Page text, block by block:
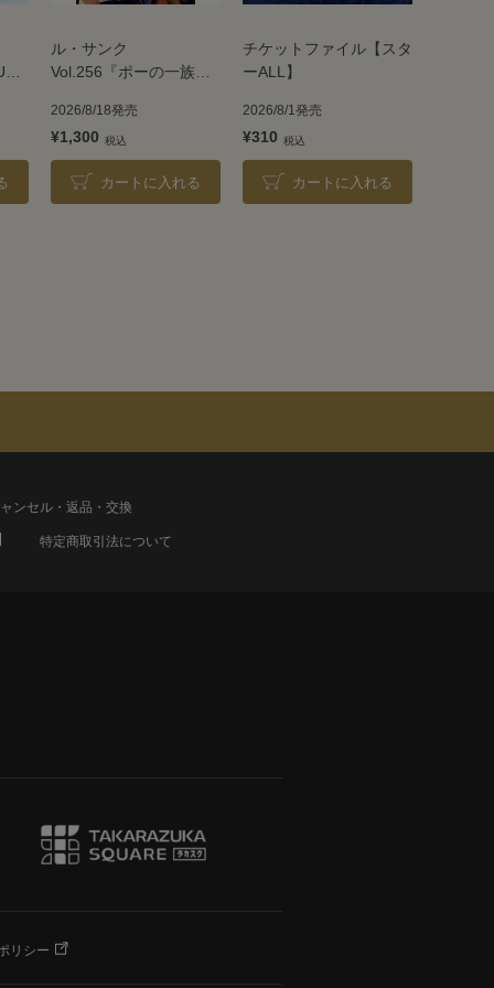
ル・サンク
Vol.256『ポーの一族』
2026/8/18発売
¥1,300
カートに入れる
チケットファイル【スタ
ーALL】
2026/8/1発売
¥310
カートに入れる
ンセル・返品・交換
特定商取引法について
リシー